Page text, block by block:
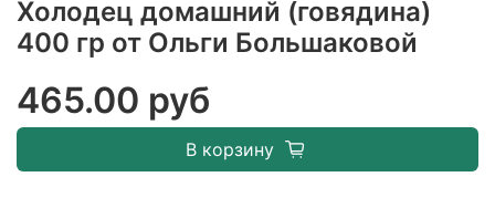
Холодец домашний (говядина)
400 гр от Ольги Большаковой
465.00 руб
В корзину